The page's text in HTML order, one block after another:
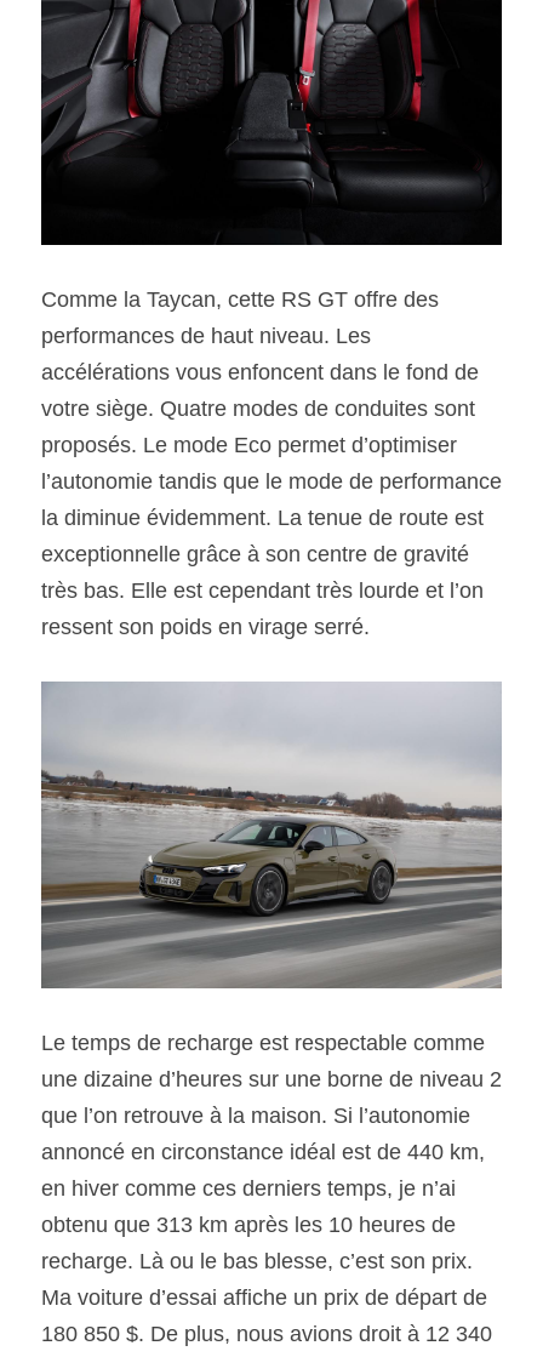
Comme la Taycan, cette RS GT offre des
performances de haut niveau. Les
accélérations vous enfoncent dans le fond de
votre siège. Quatre modes de conduites sont
proposés. Le mode Eco permet d’optimiser
l’autonomie tandis que le mode de performance
la diminue évidemment. La tenue de route est
exceptionnelle grâce à son centre de gravité
très bas. Elle est cependant très lourde et l’on
ressent son poids en virage serré.
Le temps de recharge est respectable comme
une dizaine d’heures sur une borne de niveau 2
que l’on retrouve à la maison. Si l’autonomie
annoncé en circonstance idéal est de 440 km,
en hiver comme ces derniers temps, je n’ai
obtenu que 313 km après les 10 heures de
recharge. Là ou le bas blesse, c’est son prix.
Ma voiture d’essai affiche un prix de départ de
180 850 $. De plus, nous avions droit à 12 340